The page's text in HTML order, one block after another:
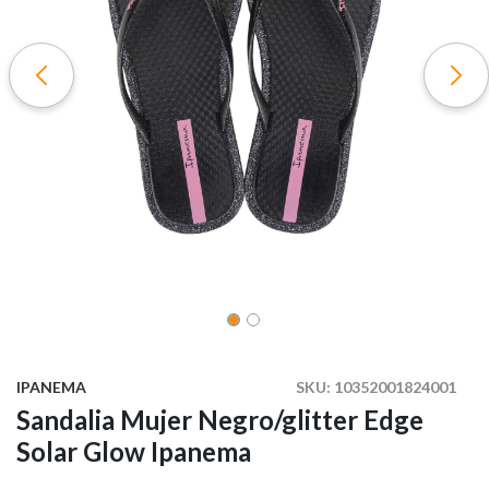
SKU: 10352001824001
IPANEMA
Sandalia Mujer Negro/glitter Edge
Solar Glow Ipanema